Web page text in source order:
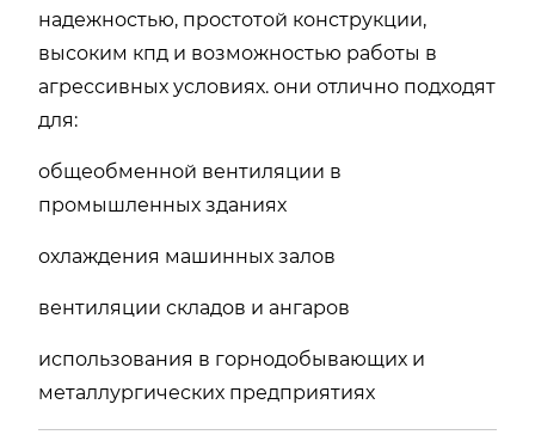
надежностью, простотой конструкции,
высоким кпд и возможностью работы в
агрессивных условиях. они отлично подходят
для:
общеобменной вентиляции в
промышленных зданиях
охлаждения машинных залов
вентиляции складов и ангаров
использования в горнодобывающих и
металлургических предприятиях